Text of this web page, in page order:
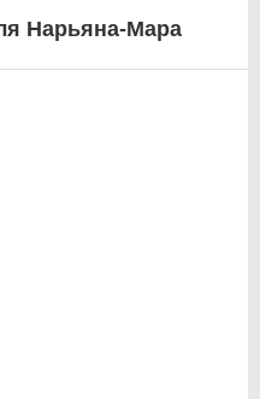
Нарьяна-Мара